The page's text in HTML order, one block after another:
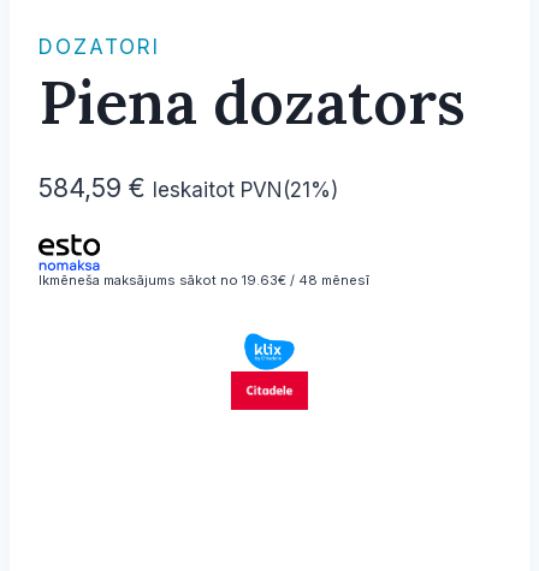
DOZATORI
Piena dozators
584,59 € Ieskaitot PVN(21%)
Ikmēneša maksājums sākot no 19.63€ / 48 mēnesī